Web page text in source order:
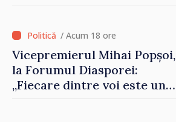
/ Acum 18 ore
Vicepremierul Mihai Popșoi,
la Forumul Diasporei:
„Fiecare dintre voi este un